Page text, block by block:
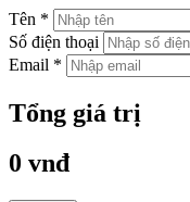
Tên *
Số điện thoại
Email *
Tổng giá trị
0 vnđ